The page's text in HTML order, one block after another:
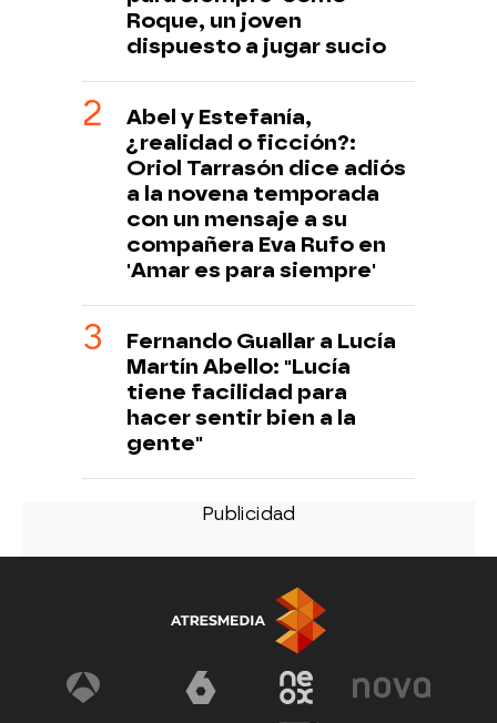
Roque, un joven
dispuesto a jugar sucio
Abel y Estefanía,
¿realidad o ficción?:
Oriol Tarrasón dice adiós
a la novena temporada
con un mensaje a su
compañera Eva Rufo en
'Amar es para siempre'
Fernando Guallar a Lucía
Martín Abello: "Lucía
tiene facilidad para
hacer sentir bien a la
gente"